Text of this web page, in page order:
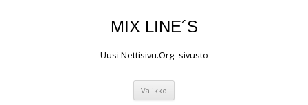
MIX LINE´S
Uusi Nettisivu.Org -sivusto
Valikko